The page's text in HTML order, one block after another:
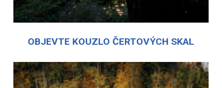
OBJEVTE KOUZLO ČERTOVÝCH SKAL